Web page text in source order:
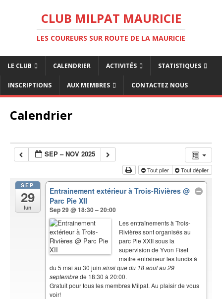
CLUB MILPAT MAURICIE
LES COUREURS SUR ROUTE DE LA MAURICIE
LE CLUB CALENDRIER ACTIVITÉS STATISTIQUES
INSCRIPTIONS AUX MEMBRES CONTACTEZ NOUS
Calendrier
SEP – NOV 2025
Tout plier Tout déplier
SEP
29
lun
Entrainement extérieur à Trois-Rivières@
Parc Pie XII
Sep 29 @ 18:30 – 20:00
Les entraînements à Trois-
Rivières sont organisés au
parc Pie XXII sous la
supervision de Yvon Fiset
maître entraineur les lundis à
du 5 mai au 30 juin ainsi que du 18 août au 29
septembrede 18:30 à 20:00.
Gratuit pour tous les membres Milpat. Au plaisir de vous
voir!